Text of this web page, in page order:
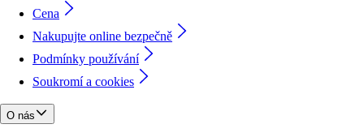
Cena
Nakupujte online bezpečně
Podmínky používání
Soukromí a cookies
O nás